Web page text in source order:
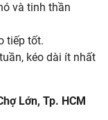
và tinh thần
tiếp tốt.
kéo dài ít nhất
Lớn, Tp. HCM